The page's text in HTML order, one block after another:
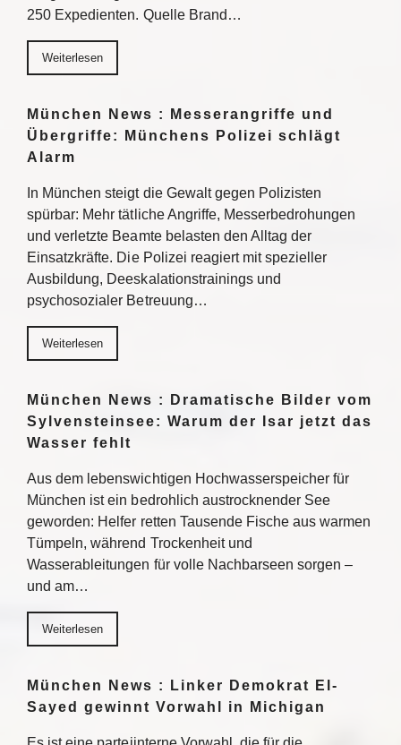
250 Expedienten. Quelle Brand…
Weiterlesen
München News : Messerangriffe und
Übergriffe: Münchens Polizei schlägt
Alarm
In München steigt die Gewalt gegen Polizisten
spürbar: Mehr tätliche Angriffe, Messerbedrohungen
und verletzte Beamte belasten den Alltag der
Einsatzkräfte. Die Polizei reagiert mit spezieller
Ausbildung, Deeskalationstrainings und
psychosozialer Betreuung…
Weiterlesen
München News : Dramatische Bilder vom
Sylvensteinsee: Warum der Isar jetzt das
Wasser fehlt
Aus dem lebenswichtigen Hochwasserspeicher für
München ist ein bedrohlich austrocknender See
geworden: Helfer retten Tausende Fische aus warmen
Tümpeln, während Trockenheit und
Wasserableitungen für volle Nachbarseen sorgen –
und am…
Weiterlesen
München News : Linker Demokrat El-
Sayed gewinnt Vorwahl in Michigan